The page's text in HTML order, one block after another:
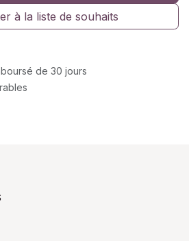
à la liste de souhaits
de 30 jours